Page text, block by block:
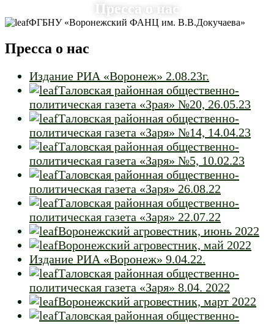
Пресса о нас
ФГБНУ «Воронежский ФАНЦ им. В.В.Докучаева»
Пресса о нас
Издание РИА «Воронеж» 2.08.23г.
Таловская районная общественно-
политическая газета «Зрая» №20, 26.05.23
Таловская районная общественно-
политическая газета «Заря» №14, 14.04.23
Таловская районная общественно-
политическая газета «Заря» №5, 10.02.23
Таловская районная общественно-
политическая газета «Заря» 26.08.22
Таловская районная общественно-
политическая газета «Заря» 22.07.22
Воронежский агровестник, июнь 2022
Воронежский агровестник, май 2022
Издание РИА «Воронеж» 9.04.22.
Таловская районная общественно-
политическая газета «Заря» 8.04. 2022
Воронежский агровестник, март 2022
Таловская районная общественно-